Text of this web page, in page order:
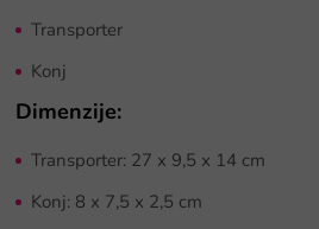
Transporter
Konj
Dimenzije:
Transporter: 27 x 9,5 x 14 cm
Konj: 8 x 7,5 x 2,5 cm